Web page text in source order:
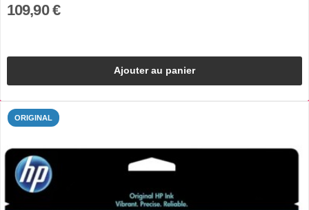
109,90 €
Ajouter au panier
ORIGINAL